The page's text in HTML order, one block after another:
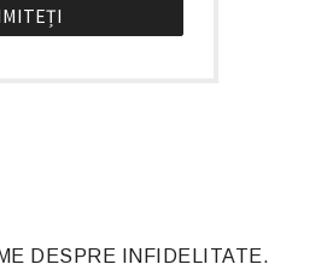
DESPRE INFIDELITATE.